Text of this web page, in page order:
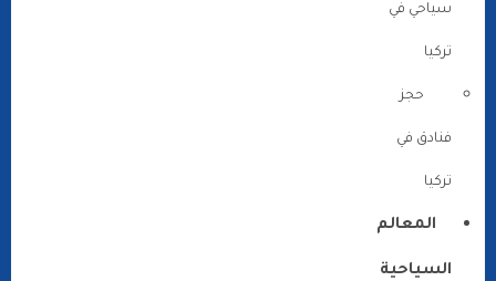
سياحي في
تركيا
حجز
فنادق في
تركيا
المعالم
السياحية